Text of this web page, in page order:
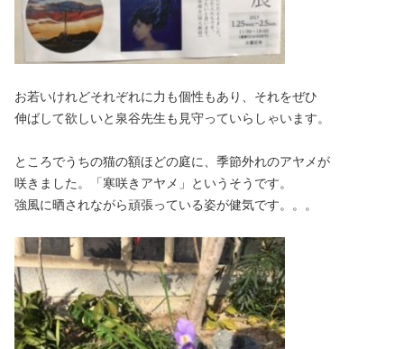
お若いけれどそれぞれに力も個性もあり、それをぜひ
伸ばして欲しいと泉谷先生も見守っていらしゃいます。
ところでうちの猫の額ほどの庭に、季節外れのアヤメが
咲きました。「寒咲きアヤメ」というそうです。
強風に晒されながら頑張っている姿が健気です。。。